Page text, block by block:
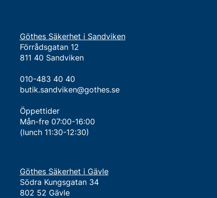
Göthes Säkerhet i Sandviken
Förrådsgatan 12
811 40 Sandviken
010-483 40 40
butik.sandviken@gothes.se
Öppettider
Mån-fre 07:00-16:00
(lunch 11:30-12:30)
Göthes Säkerhet i Gävle
Södra Kungsgatan 34
802 52 Gävle